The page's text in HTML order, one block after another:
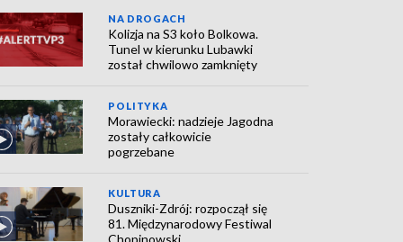
NA DROGACH
Kolizja na S3 koło Bolkowa.
Tunel w kierunku Lubawki
został chwilowo zamknięty
POLITYKA
Morawiecki: nadzieje Jagodna
zostały całkowicie
pogrzebane
KULTURA
Duszniki-Zdrój: rozpoczął się
81. Międzynarodowy Festiwal
Chopinowski